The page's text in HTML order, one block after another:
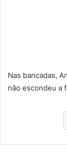
Nas bancadas,
não escondeu a